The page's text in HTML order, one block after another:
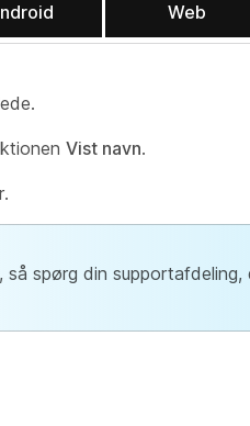
Web
Vist navn.
spørg din